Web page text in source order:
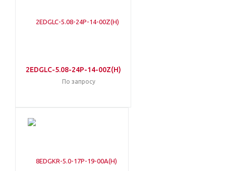
2EDGLC-5.08-24P-14-00Z(H)
По запросу